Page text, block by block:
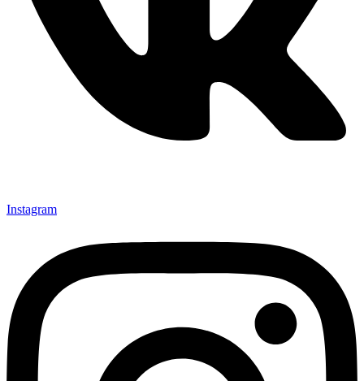
Instagram